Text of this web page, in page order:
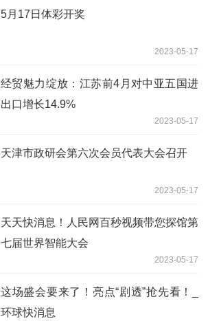
5月17日体彩开奖
2023-05-17
经贸魅力绽放：江苏前4月对中亚五国进
出口增长14.9%
2023-05-17
天津市政研会第六次会员代表大会召开
2023-05-17
天天快消息！人民网百秒视频带您探馆第
七届世界智能大会
2023-05-17
这场盛会要来了！亮点“剧透”抢先看！_
环球快消息